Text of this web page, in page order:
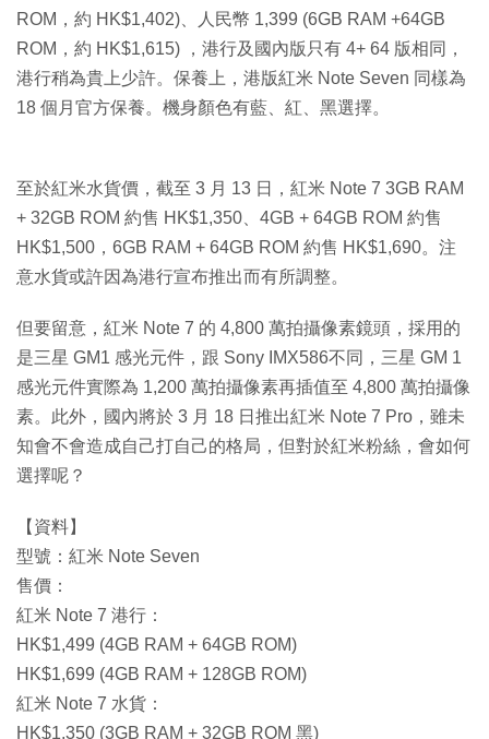
ROM，約 HK$1,402)、人民幣 1,399 (6GB RAM +64GB
ROM，約 HK$1,615) ，港行及國內版只有 4+ 64 版相同，
港行稍為貴上少許。保養上，港版紅米 Note Seven 同樣為
18 個月官方保養。機身顏色有藍、紅、黑選擇。
至於紅米水貨價，截至 3 月 13 日，紅米 Note 7 3GB RAM
+ 32GB ROM 約售 HK$1,350、4GB + 64GB ROM 約售
HK$1,500，6GB RAM + 64GB ROM 約售 HK$1,690。注
意水貨或許因為港行宣布推出而有所調整。
但要留意，紅米 Note 7 的 4,800 萬拍攝像素鏡頭，採用的
是三星 GM1 感光元件，跟 Sony IMX586不同，三星 GM 1
感光元件實際為 1,200 萬拍攝像素再插值至 4,800 萬拍攝像
素。此外，國內將於 3 月 18 日推出紅米 Note 7 Pro，雖未
知會不會造成自己打自己的格局，但對於紅米粉絲，會如何
選擇呢？
【資料】
型號：紅米 Note Seven
售價：
紅米 Note 7 港行：
HK$1,499 (4GB RAM + 64GB ROM)
HK$1,699 (4GB RAM + 128GB ROM)
紅米 Note 7 水貨：
HK$1,350 (3GB RAM + 32GB ROM 黑)